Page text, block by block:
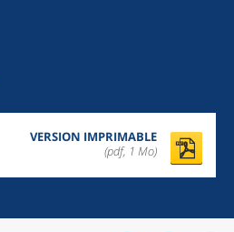
VERSION IMPRIMABLE
(pdf, 1 Mo)